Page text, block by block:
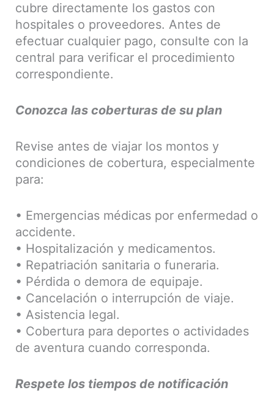
cubre directamente los gastos con
hospitales o proveedores. Antes de
efectuar cualquier pago, consulte con la
central para verificar el procedimiento
correspondiente.
Conozca las coberturas de su plan
Revise antes de viajar los montos y
condiciones de cobertura, especialmente
para:
• Emergencias médicas por enfermedad o
accidente.
• Hospitalización y medicamentos.
• Repatriación sanitaria o funeraria.
• Pérdida o demora de equipaje.
• Cancelación o interrupción de viaje.
• Asistencia legal.
• Cobertura para deportes o actividades
de aventura cuando corresponda.
Respete los tiempos de notificación